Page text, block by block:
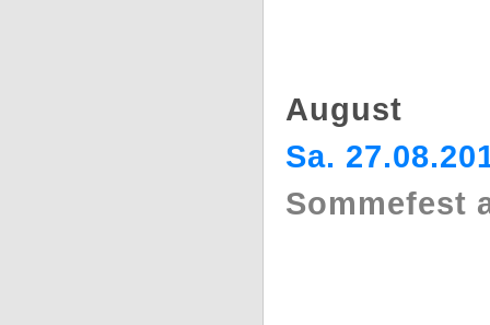
August
Sa.
Sommefest